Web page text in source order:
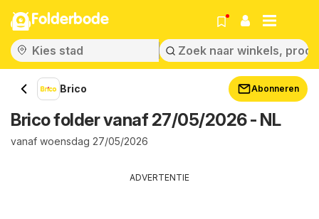
Folderbode
Brico Abonneren
Brico folder vanaf 27/05/2026 - NL
vanaf woensdag 27/05/2026
ADVERTENTIE